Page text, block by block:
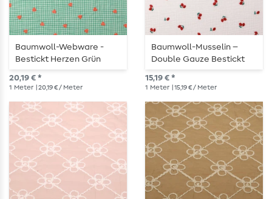
Baumwoll-Webware -
Bestickt Herzen Grün
20,19 € *
1 Meter | 20,19 € / Meter
Baumwoll-Musselin –
Double Gauze Bestickt
Kirschen Weiß
15,19 € *
1 Meter | 15,19 € / Meter